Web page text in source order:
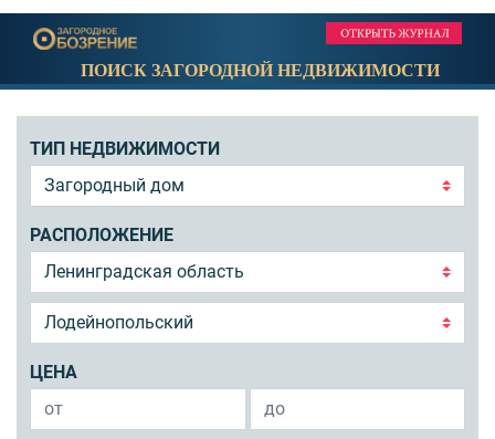
ПОИСК ЗАГОРОДНОЙ НЕДВИЖИМОСТИ
ТИП НЕДВИЖИМОСТИ
РАСПОЛОЖЕНИЕ
ЦЕНА